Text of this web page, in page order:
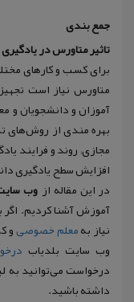
جمع بندی
تاثیر متاورس در یادگیری
برای کسب و کارهای
متاورس نیاز است
آموزان و دانشجویان و
بهره مندی از روش‌های
مجازی; روند و فرایند
افزایش سطح یادگیری
در این مقاله از وب
آموزش آشنا کردیم.
نیاز بهمعلم خصوصیو
وب سایت بلدیاب
درخواست می‌توانید به
داشته باشید.